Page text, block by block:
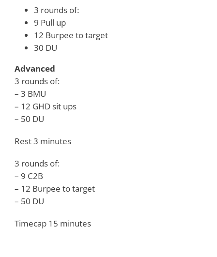
3 rounds of:
9 Pull up
12 Burpee to target
30 DU
Advanced
3 rounds of:
– 3 BMU
– 12 GHD sit ups
– 50 DU
Rest 3 minutes
3 rounds of:
– 9 C2B
– 12 Burpee to target
– 50 DU
Timecap 15 minutes